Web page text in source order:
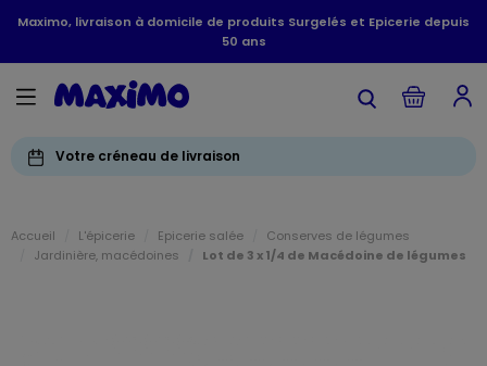
Maximo, livraison à domicile de produits Surgelés et Epicerie depuis
50 ans
Votre créneau de livraison
Accueil L'épicerie Epicerie salée
Conserves de légumes
Jardinière, macédoines
Lot de 3 x 1/4 de Macédoine de légumes